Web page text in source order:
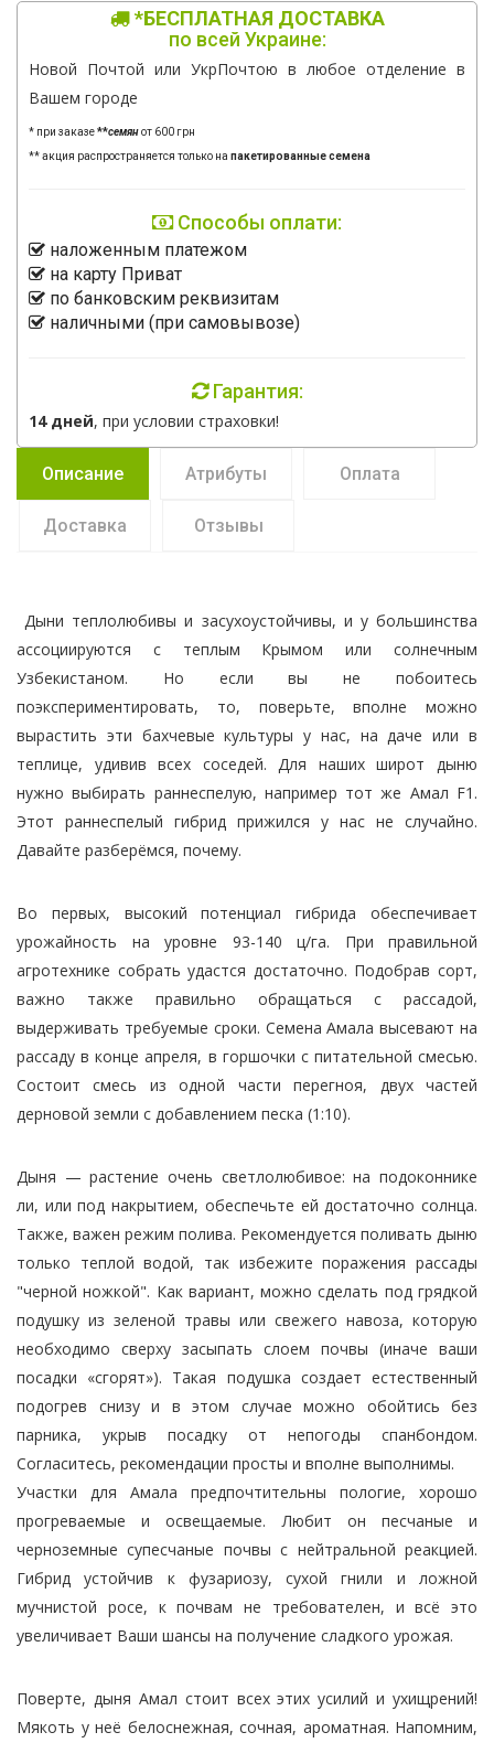
*БЕСПЛАТНАЯ ДОСТАВКА
по всей Украине:
Новой Почтой или УкрПочтою в любое отделение в
Вашем городе
* при заказе**семянот 600 грн
** акция распространяется только на пакетированные семена
Способы оплати:
наложенным платежом
на карту Приват
по банковским реквизитам
наличными (при самовывозе)
Гарантия:
14 дней, при условии страховки!
Описание Атрибуты Оплата
Доставка Отзывы
Дыни теплолюбивы и засухоустойчивы, и у большинства
ассоциируются с теплым Крымом или солнечным
Узбекистаном. Но если вы не побоитесь
поэкспериментировать, то, поверьте, вполне можно
вырастить эти бахчевые культуры у нас, на даче или в
теплице, удивив всех соседей. Для наших широт дыню
нужно выбирать раннеспелую, например тот же Амал F1.
Этот раннеспелый гибрид прижился у нас не случайно.
Давайте разберёмся, почему.
Во первых, высокий потенциал гибрида обеспечивает
урожайность на уровне 93-140 ц/га. При правильной
агротехнике собрать удастся достаточно. Подобрав сорт,
важно также правильно обращаться с рассадой,
выдерживать требуемые сроки. Семена Амала высевают на
рассаду в конце апреля, в горшочки с питательной смесью.
Состоит смесь из одной части перегноя, двух частей
дерновой земли с добавлением песка (1:10).
Дыня — растение очень светлолюбивое: на подоконнике
ли, или под накрытием, обеспечьте ей достаточно солнца.
Также, важен режим полива. Рекомендуется поливать дыню
только теплой водой, так избежите поражения рассады
"черной ножкой". Как вариант, можно сделать под грядкой
подушку из зеленой травы или свежего навоза, которую
необходимо сверху засыпать слоем почвы (иначе ваши
посадки «сгорят»). Такая подушка создает естественный
подогрев снизу и в этом случае можно обойтись без
парника, укрыв посадку от непогоды спанбондом.
Согласитесь, рекомендации просты и вполне выполнимы.
Участки для Амала предпочтительны пологие, хорошо
прогреваемые и освещаемые. Любит он песчаные и
черноземные супесчаные почвы с нейтральной реакцией.
Гибрид устойчив к фузариозу, сухой гнили и ложной
мучнистой росе, к почвам не требователен, и всё это
увеличивает Ваши шансы на получение сладкого урожая.
Поверте, дыня Амал стоит всех этих усилий и ухищрений!
Мякоть у неё белоснежная, сочная, ароматная. Напомним,